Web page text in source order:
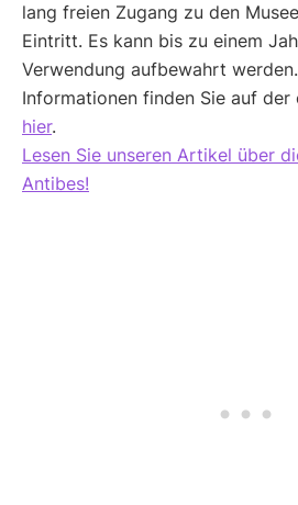
lang freien Zugang zu den
Eintritt. Es kann bis zu einem
Verwendung aufbewahrt
Informationen finden Sie auf
hier.
Lesen Sie unseren Artikel über
Antibes!